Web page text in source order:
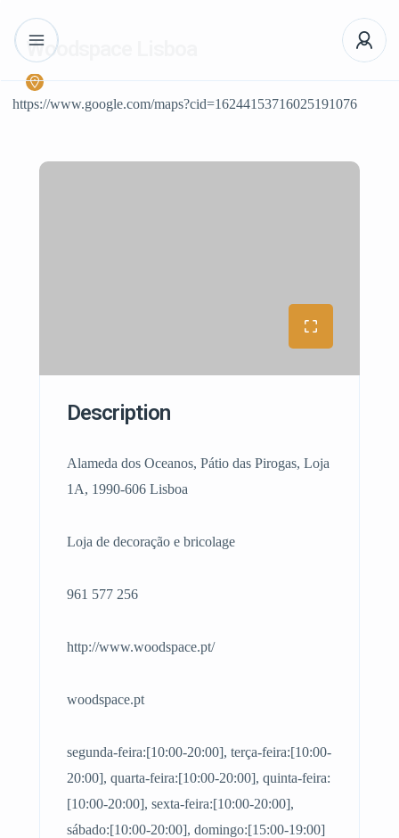
Woodspace Lisboa
https://www.google.com/maps?cid=16244153716025191076
Description
Alameda dos Oceanos, Pátio das Pirogas, Loja
1A, 1990-606 Lisboa
Loja de decoração e bricolage
961 577 256
http://www.woodspace.pt/
woodspace.pt
segunda-feira:[10:00-20:00], terça-feira:[10:00-
20:00], quarta-feira:[10:00-20:00], quinta-feira:
[10:00-20:00], sexta-feira:[10:00-20:00],
sábado:[10:00-20:00], domingo:[15:00-19:00]